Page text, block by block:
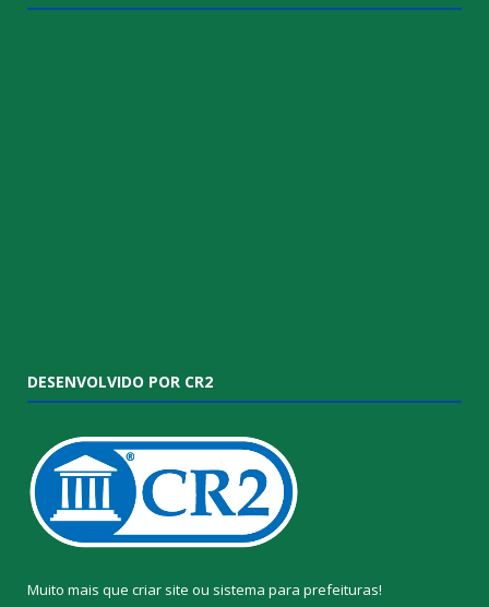
DESENVOLVIDO POR CR2
Muito mais que criar site ou sistema para prefeituras!